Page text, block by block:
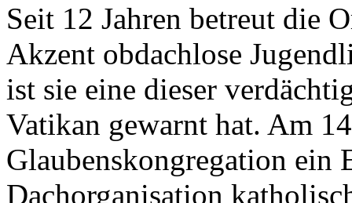
Seit 12 Jahren betreut die
Akzent obdachlose
ist sie eine dieser
Vatikan gewarnt hat. Am
Glaubenskongregation ein
Dachorganisation